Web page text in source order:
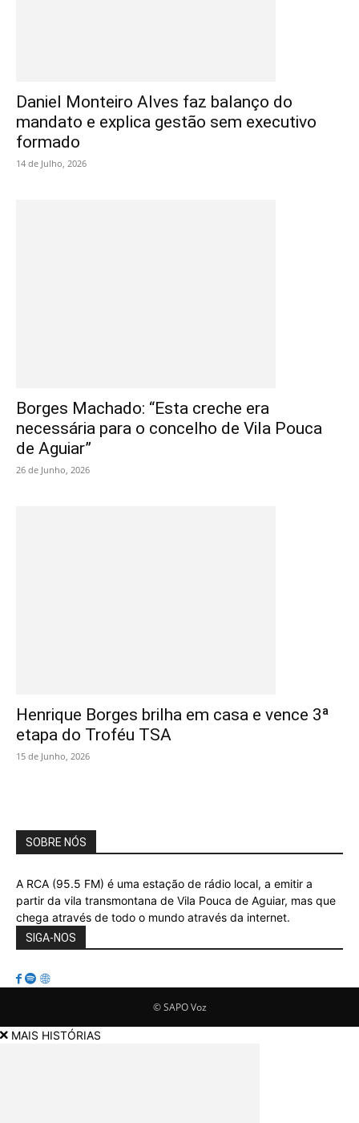
Daniel Monteiro Alves faz balanço do
mandato e explica gestão sem executivo
formado
14 de Julho, 2026
Borges Machado: “Esta creche era
necessária para o concelho de Vila Pouca
de Aguiar”
26 de Junho, 2026
Henrique Borges brilha em casa e vence 3ª
etapa do Troféu TSA
15 de Junho, 2026
SOBRE NÓS
A RCA (95.5 FM) é uma estação de rádio local, a emitir a
partir da vila transmontana de Vila Pouca de Aguiar, mas que
chega através de todo o mundo através da internet.
SIGA-NOS
© SAPO Voz
MAIS HISTÓRIAS